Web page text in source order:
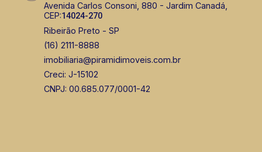
Avenida Carlos Consoni, 880 - Jardim Canadá,
CEP:14024-270
Ribeirão Preto - SP
(16) 2111-8888
imobiliaria@piramidimoveis.com.br
Creci: J-15102
CNPJ: 00.685.077/0001-42